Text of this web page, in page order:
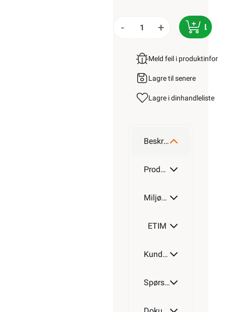
- +
Meld feil i
Lagre til senere
Lagre i dinhandleliste
Beskrivelse
Produktdetaljer
Miljøparametere
ETIM
Kundeomtale
Spørsmål og svar